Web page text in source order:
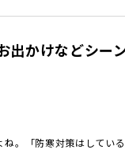
出かけなどシー
。「防寒対策はしてい